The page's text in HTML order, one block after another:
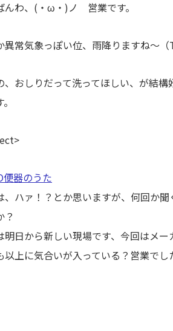
んわ、(・ω・)ノ 営業です。
異常気象っぽい位、雨降りますね～（
、おしりだって洗ってほしい、が結
便器のうた
、ハァ！？とか思いますが、何回か
？
明日から新しい現場です、今回はメ
以上に気合いが入っている？営業で